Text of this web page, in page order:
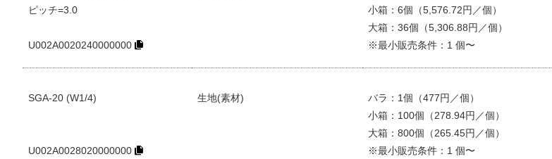
ピッチ=3.0
U002A0020240000000
小箱：6個（5,576.72円／個）
大箱：36個（5,306.88円／個）
※最小販売条件：1 個〜
SGA-20 (W1/4)
U002A0028020000000
生地(素材)
バラ：1個（477円／個）
小箱：100個（278.94円／個）
大箱：800個（265.45円／個）
※最小販売条件：1 個〜